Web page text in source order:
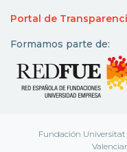
Portal de
Formamos parte de:
Fundación